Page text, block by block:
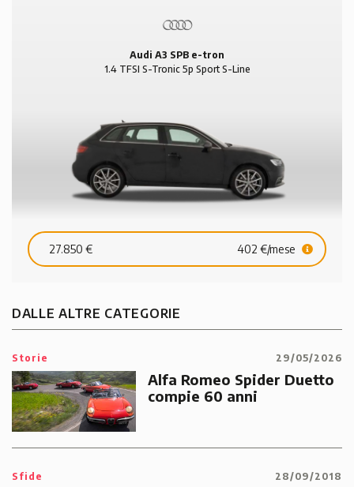
Audi A3 SPB e-tron
1.4 TFSI S-Tronic 5p Sport S-Line
27.850 € 402 €/mese
DALLE ALTRE CATEGORIE
Storie 29/05/2026
Alfa Romeo Spider Duetto
compie 60 anni
Sfide 28/09/2018